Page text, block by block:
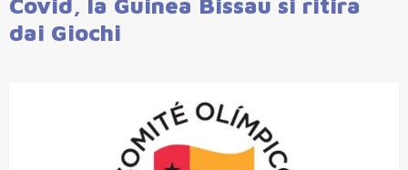
dai Giochi